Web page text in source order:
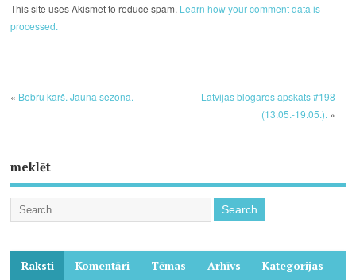
This site uses Akismet to reduce spam. Learn how your comment data is
processed.
« Bebru karš. Jaunā sezona.
Latvijas blogāres apskats #198
(13.05.-19.05.). »
meklēt
Raksti Komentāri Tēmas Arhīvs Kategorijas